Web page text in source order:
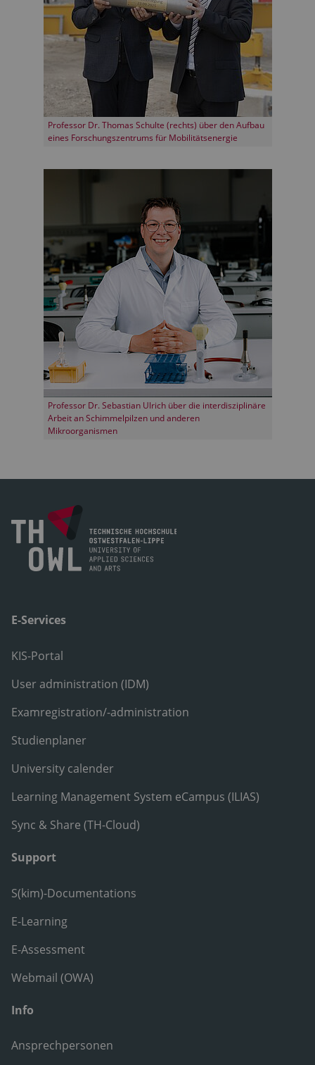
Professor Dr. Thomas Schulte (rechts) über den Aufbau
eines Forschungszentrums für Mobilitätsenergie
Professor Dr. Sebastian Ulrich über die interdisziplinäre
Arbeit an Schimmelpilzen und anderen
Mikroorganismen
E-Services
KIS-Portal
User administration (IDM)
Examregistration/-administration
Studienplaner
University calender
Learning Management System eCampus (ILIAS)
Sync & Share (TH-Cloud)
Support
S(kim)-Documentations
E-Learning
E-Assessment
Webmail (OWA)
Info
Ansprechpersonen